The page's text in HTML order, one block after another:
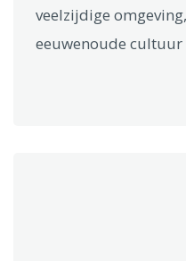
veelzijdige
eeuwenoude cultuur